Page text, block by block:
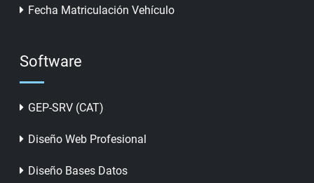
Fecha Matriculación Vehículo
Software
GEP-SRV (CAT)
Diseño Web Profesional
Diseño Bases Datos